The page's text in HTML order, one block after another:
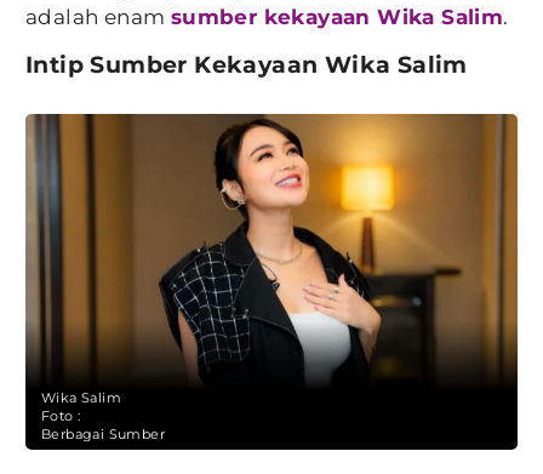
adalah enam sumber kekayaan Wika Salim.
Intip Sumber Kekayaan Wika Salim
Wika Salim
Foto :
Berbagai Sumber